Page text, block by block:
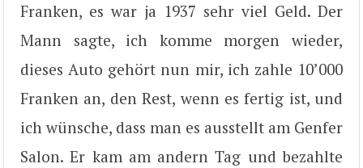
Franken, es war ja 1937 sehr viel Geld. Der
Mann sagte, ich komme morgen wieder,
dieses Auto gehört nun mir, ich zahle 10’000
Franken an, den Rest, wenn es fertig ist, und
ich wünsche, dass man es ausstellt am Genfer
Salon. Er kam am andern Tag und bezahlte